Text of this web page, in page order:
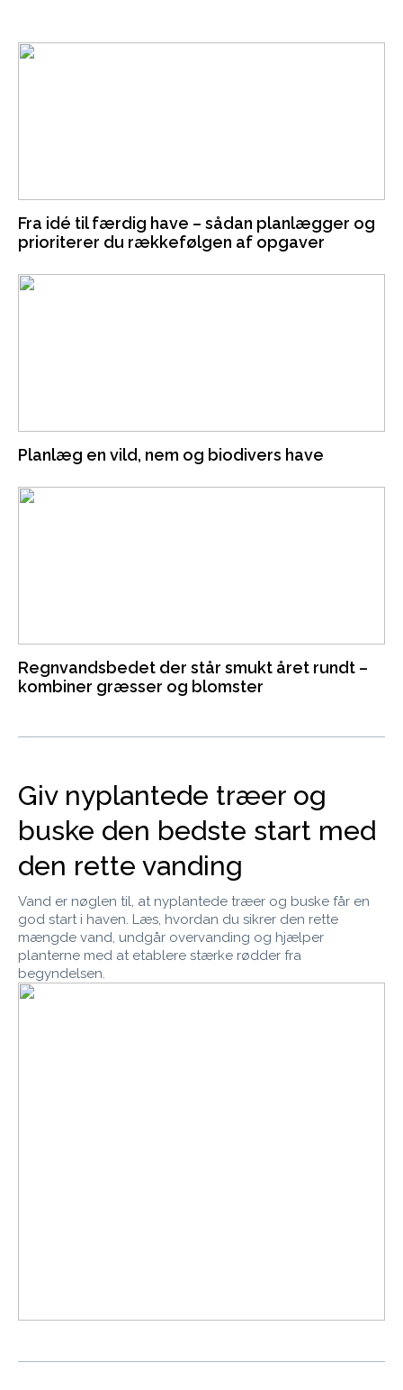
Fra idé til færdig have – sådan planlægger og
prioriterer du rækkefølgen af opgaver
Planlæg en vild, nem og biodivers have
Regnvandsbedet der står smukt året rundt –
kombiner græsser og blomster
Giv nyplantede træer og
buske den bedste start med
den rette vanding
Vand er nøglen til, at nyplantede træer og buske får en
god start i haven. Læs, hvordan du sikrer den rette
mængde vand, undgår overvanding og hjælper
planterne med at etablere stærke rødder fra
begyndelsen.